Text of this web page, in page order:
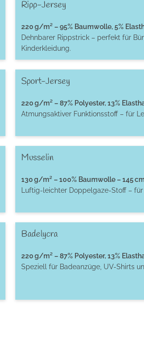
Ripp-Jersey
220 g/m² – 95% Baumwolle, 5%
Dehnbarer Rippstrick – perfekt für
Kinderkleidung.
Sport-Jersey
220 g/m² – 87% Polyester, 13%
Atmungsaktiver Funktionsstoff – für
Musselin
130 g/m² – 100% Baumwolle – 145
Luftig-leichter Doppelgaze-Stoff –
Badelycra
220 g/m² – 87% Polyester, 13%
Speziell für Badeanzüge, UV-Shirts